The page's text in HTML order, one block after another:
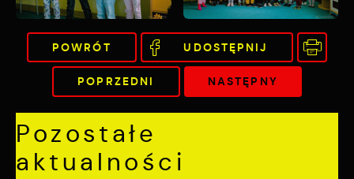
POWRÓT UDOSTĘPNIJ
POPRZEDNI NASTĘPNY
Pozostałe
aktualności